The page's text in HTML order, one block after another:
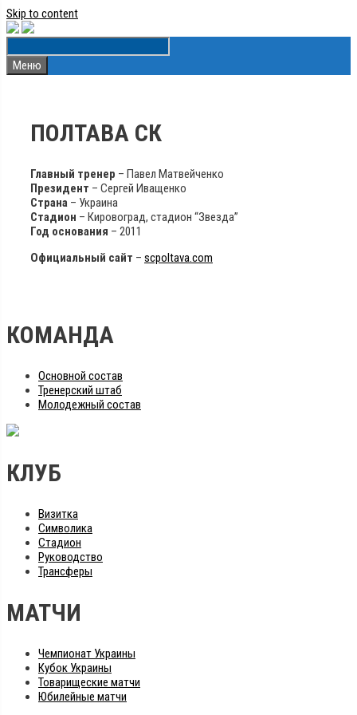
Skip to content
Меню
ПОЛТАВА СК
Главный тренер – Павел Матвейченко
Президент – Сергей Иващенко
Страна – Украина
Стадион – Кировоград, стадион “Звезда”
Год основания – 2011
Официальный сайт – scpoltava.com
КОМАНДА
Основной состав
Тренерский штаб
Молодежный состав
КЛУБ
Визитка
Символика
Стадион
Руководство
Трансферы
МАТЧИ
Чемпионат Украины
Кубок Украины
Товарищеские матчи
Юбилейные матчи